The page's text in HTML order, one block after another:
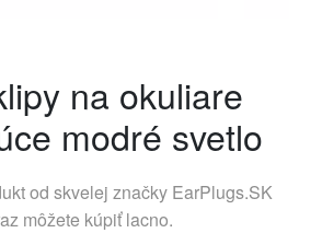
na okuliare
modré svetlo
od skvelej značky EarPlugs.SK
môžete kúpiť lacno.